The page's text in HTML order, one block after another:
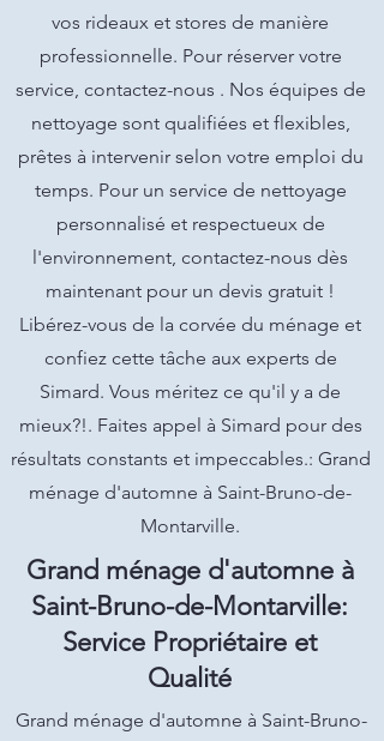
vos rideaux et stores de manière
professionnelle. Pour réserver votre
service, contactez-nous . Nos équipes de
nettoyage sont qualifiées et flexibles,
prêtes à intervenir selon votre emploi du
temps. Pour un service de nettoyage
personnalisé et respectueux de
l'environnement, contactez-nous dès
maintenant pour un devis gratuit !
Libérez-vous de la corvée du ménage et
confiez cette tâche aux experts de
Simard. Vous méritez ce qu'il y a de
mieux?!. Faites appel à Simard pour des
résultats constants et impeccables.: Grand
ménage d'automne à Saint-Bruno-de-
Montarville.
Grand ménage d'automne à
Saint-Bruno-de-Montarville:
Service Propriétaire et
Qualité
Grand ménage d'automne à Saint-Bruno-